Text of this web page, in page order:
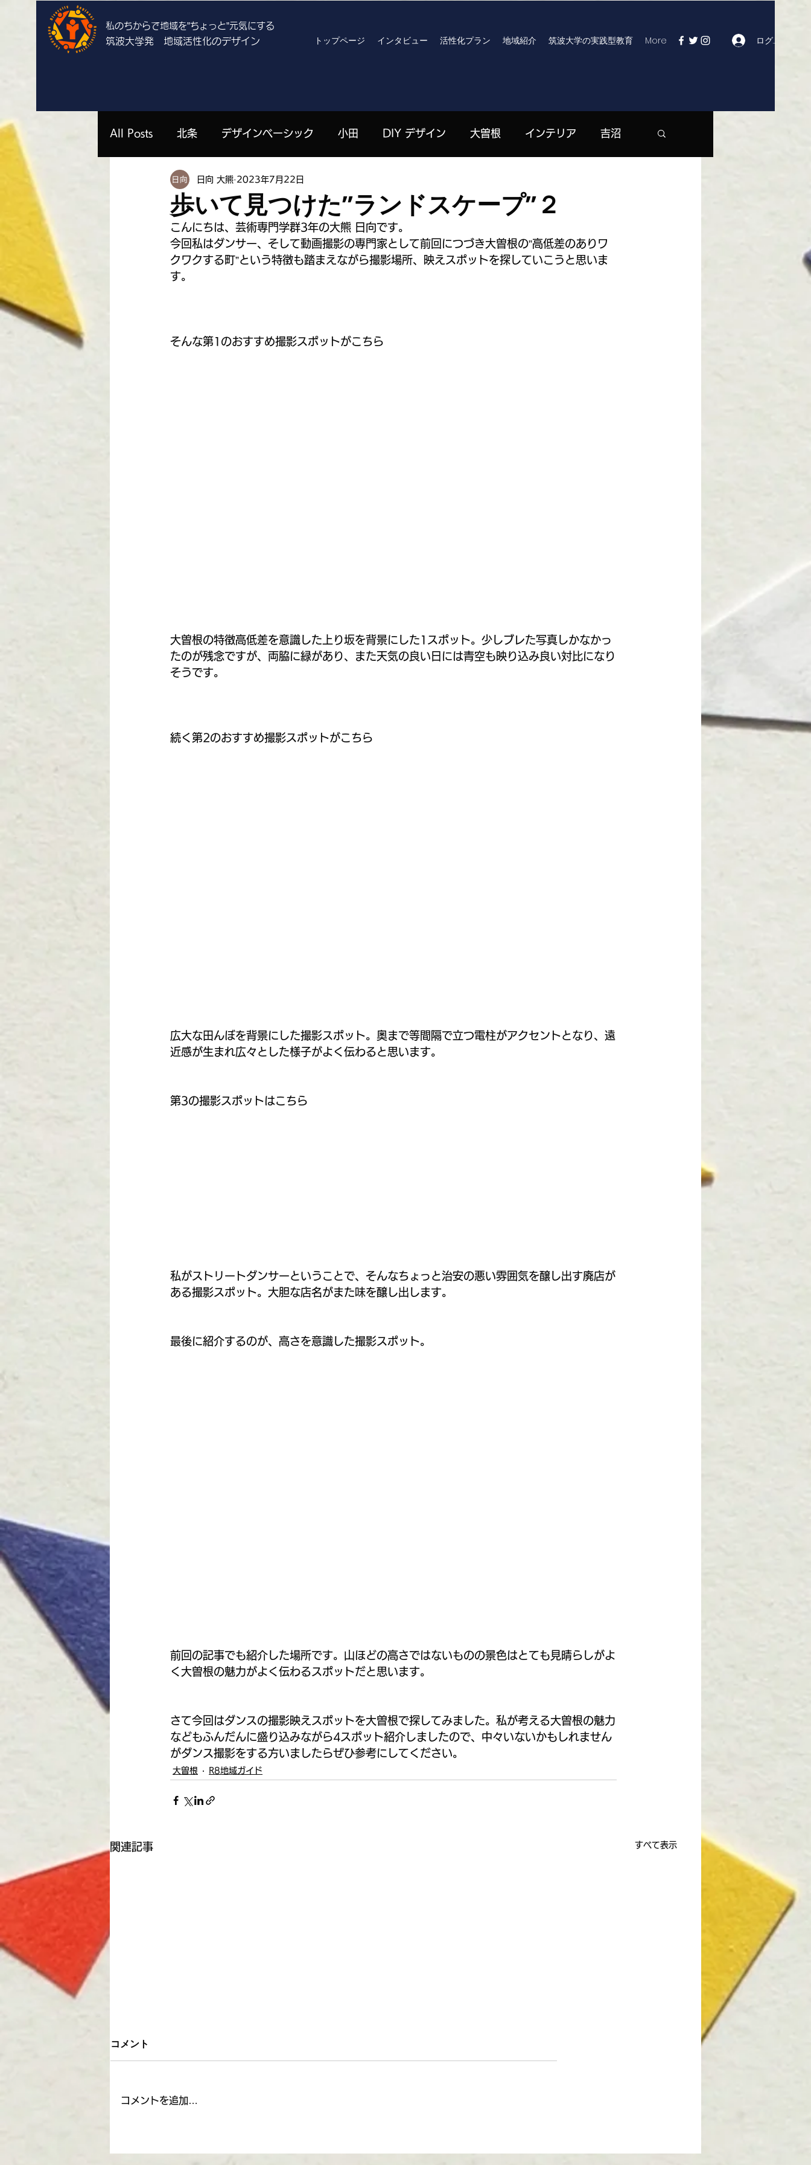
私のちからで地域を”ちょっと”元気にする
筑波大学発 地域活性化のデザイン トップページ インタビュー 活性化プラン 地域紹介 筑波大学の実践型教育 More ログイン
All Posts 北条 デザインベーシック 小田 DIY デザイン 大曽根 インテリア 吉沼
栄 谷田部 高見原
勝山祐衣 | 栄 濱中いずみ | 栄 嶋田珠々 | 高見原
今泉優子 | 大曽根
歩いて見つけた”ランドスケープ”２
日向 大熊 2023年7月22日
こんにちは、芸術専門学群3年の大熊 日向です。
今回私はダンサー、そして動画撮影の専門家として前回につづき大曽根の”高低差のありワ
クワクする町”という特徴も踏まえながら撮影場所、映えスポットを探していこうと思いま
す。
そんな第1のおすすめ撮影スポットがこちら
大曽根の特徴高低差を意識した上り坂を背景にした1スポット。少しブレた写真しかなかっ
たのが残念ですが、両脇に緑があり、また天気の良い日には青空も映り込み良い対比になり
そうです。
続く第2のおすすめ撮影スポットがこちら
広大な田んぼを背景にした撮影スポット。奥まで等間隔で立つ電柱がアクセントとなり、遠
近感が生まれ広々とした様子がよく伝わると思います。
第3の撮影スポットはこちら
私がストリートダンサーということで、そんなちょっと治安の悪い雰囲気を醸し出す廃店が
ある撮影スポット。大胆な店名がまた味を醸し出します。
最後に紹介するのが、高さを意識した撮影スポット。
前回の記事でも紹介した場所です。山ほどの高さではないものの景色はとても見晴らしがよ
く大曽根の魅力がよく伝わるスポットだと思います。
さて今回はダンスの撮影映えスポットを大曽根で探してみました。私が考える大曽根の魅力
などもふんだんに盛り込みながら4スポット紹介しましたので、中々いないかもしれません
がダンス撮影をする方いましたらぜひ参考にしてください。
大曽根 R8地域ガイド
関連記事 すべて表示
なカフェ
ープ”
コメント
コメントを追加…